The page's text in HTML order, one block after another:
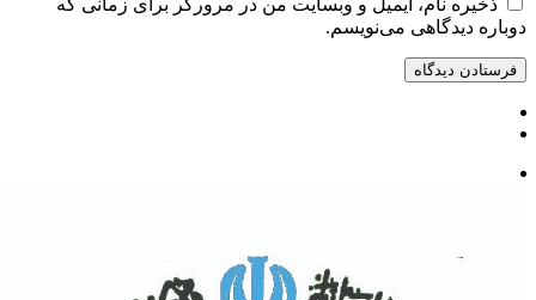
ذخیره نام، ایمیل و وبسایت من در مرورگر برای زمانی که
دوباره دیدگاهی می‌نویسم.